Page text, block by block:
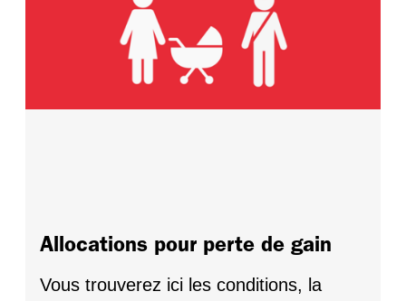
Allocations pour perte de gain
Vous trouverez ici les conditions, la